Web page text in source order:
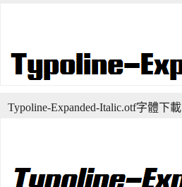
Typoline-Expanded-Italic.otf字體下載